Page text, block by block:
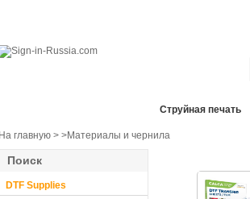
Cтруйная печать
На главную > >Материалы и чернила
Поиск
DTF Supplies